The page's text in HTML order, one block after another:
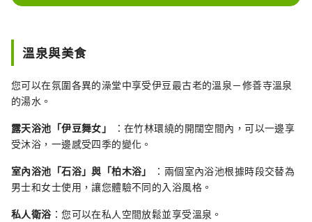
溫泉與美食
您可以在氛圍各異的澡堂中享受伊豆最古老的溫泉－修善寺溫泉
的湯水。
露天浴池「伊豆舞女」
：在竹林環繞的開闊空間內，可以一邊享
受沐浴，一邊感受四季的變化。
室內浴池「石浴」與「柏木浴」
：兩個室內浴池根據時段交替為
男士和女士使用，讓您體驗不同的入浴風格。
私人衛浴：您可以在私人空間放鬆並享受溫泉。